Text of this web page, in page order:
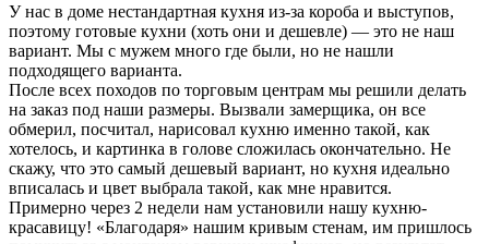
У нас в доме нестандартная кухня из-за короба и выступов,
поэтому готовые кухни (хоть они и дешевле) — это не наш
вариант. Мы с мужем много где были, но не нашли
подходящего варианта.
После всех походов по торговым центрам мы решили делать
на заказ под наши размеры. Вызвали замерщика, он все
обмерил, посчитал, нарисовал кухню именно такой, как
хотелось, и картинка в голове сложилась окончательно. Не
скажу, что это самый дешевый вариант, но кухня идеально
вписалась и цвет выбрала такой, как мне нравится.
Примерно через 2 недели нам установили нашу кухню-
красавицу! «Благодаря» нашим кривым стенам, им пришлось